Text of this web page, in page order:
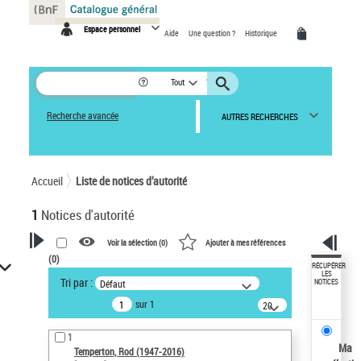
Espace personnel Aide Une question ? Historique
Tout
Recherche avancée AUTRES RECHERCHES
Accueil Liste de notices d’autorité
1 Notices d'autorité
VOTRE RECHERCHE
Recherche avancée dans les
notices d’autorité
Œuvres liées à l'auteur :
Temperton, Rod (1947-2016)
Voir la sélection (0) Ajouter à mes références
(0)
Tri par : Défaut
sur 1
20
résultats/page
1
Temperton, Rod (1947-2016)
RÉCUPÉRER
LES
NOTICES
Ma
Panneau de gestion des cookies